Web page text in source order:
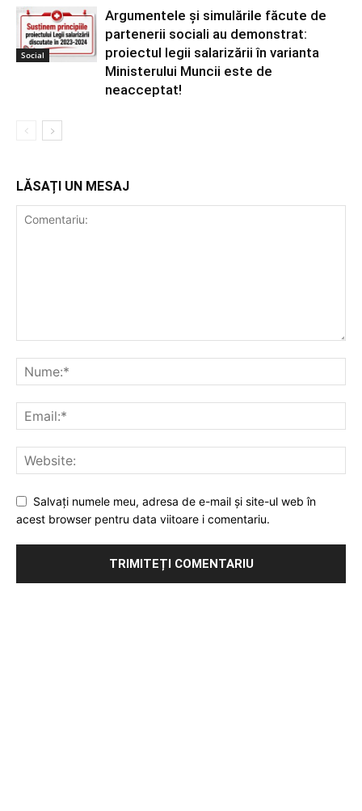
Social
Argumentele și simulările făcute de
partenerii sociali au demonstrat:
proiectul legii salarizării în varianta
Ministerului Muncii este de
neacceptat!
LĂSAȚI UN MESAJ
Salvați numele meu, adresa de e-mail și site-ul web în
acest browser pentru data viitoare i comentariu.